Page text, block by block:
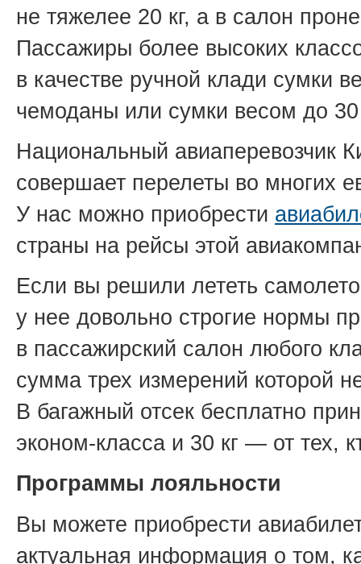
не тяжелее 20 кг, а в салон
Пассажиры более высоких
в качестве ручной клади сумки
чемоданы или сумки весом до 30
Национальный авиаперевозчик
совершает перелеты во многих
У нас можно приобрести
страны на рейсы этой
Если вы решили лететь
у нее довольно строгие нормы
в пассажирский салон любого
сумма трех измерений которой
В багажный отсек бесплатно
эконом-класса и 30 кг — от тех,
Программы лояльности
Вы можете приобрести
актуальная информация о том,